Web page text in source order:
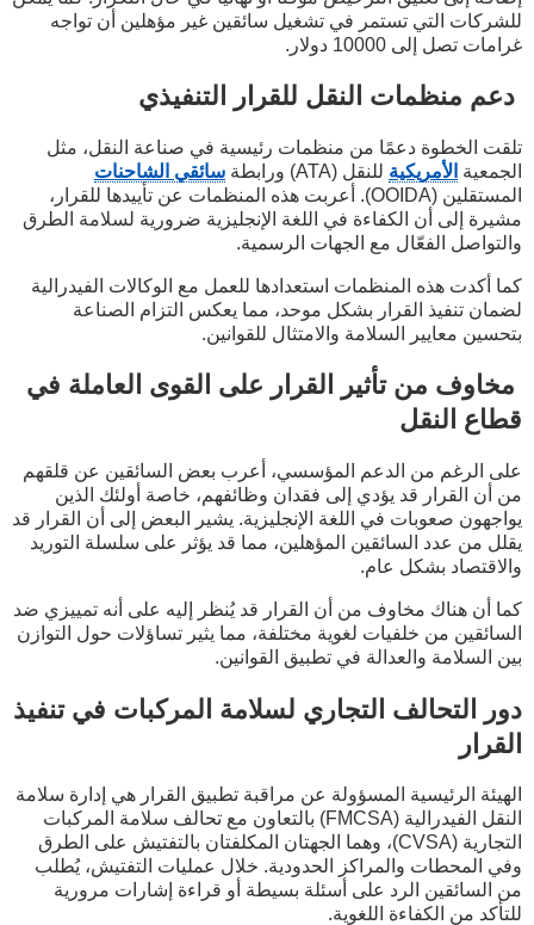
للشركات التي تستمر في تشغيل سائقين غير مؤهلين أن تواجه
غرامات تصل إلى 10000 دولار.
دعم منظمات النقل للقرار التنفيذي
تلقت الخطوة دعمًا من منظمات رئيسية في صناعة النقل، مثل
الجمعية الأمريكية للنقل (ATA) ورابطة
سائقي الشاحنات
المستقلين (OOIDA). أعربت هذه المنظمات عن تأييدها للقرار،
مشيرة إلى أن الكفاءة في اللغة الإنجليزية ضرورية لسلامة الطرق
والتواصل الفعّال مع الجهات الرسمية.
كما أكدت هذه المنظمات استعدادها للعمل مع الوكالات الفيدرالية
لضمان تنفيذ القرار بشكل موحد، مما يعكس التزام الصناعة
بتحسين معايير السلامة والامتثال للقوانين.
مخاوف من تأثير القرار على القوى العاملة في
قطاع النقل
على الرغم من الدعم المؤسسي، أعرب بعض السائقين عن قلقهم
من أن القرار قد يؤدي إلى فقدان وظائفهم، خاصة أولئك الذين
يواجهون صعوبات في اللغة الإنجليزية. يشير البعض إلى أن القرار قد
يقلل من عدد السائقين المؤهلين، مما قد يؤثر على سلسلة التوريد
والاقتصاد بشكل عام.
كما أن هناك مخاوف من أن القرار قد يُنظر إليه على أنه تمييزي ضد
السائقين من خلفيات لغوية مختلفة، مما يثير تساؤلات حول التوازن
بين السلامة والعدالة في تطبيق القوانين.
دور التحالف التجاري لسلامة المركبات في تنفيذ
القرار
الهيئة الرئيسية المسؤولة عن مراقبة تطبيق القرار هي إدارة سلامة
النقل الفيدرالية (FMCSA) بالتعاون مع تحالف سلامة المركبات
التجارية (CVSA)، وهما الجهتان المكلفتان بالتفتيش على الطرق
وفي المحطات والمراكز الحدودية. خلال عمليات التفتيش، يُطلب
من السائقين الرد على أسئلة بسيطة أو قراءة إشارات مرورية
للتأكد من الكفاءة اللغوية.